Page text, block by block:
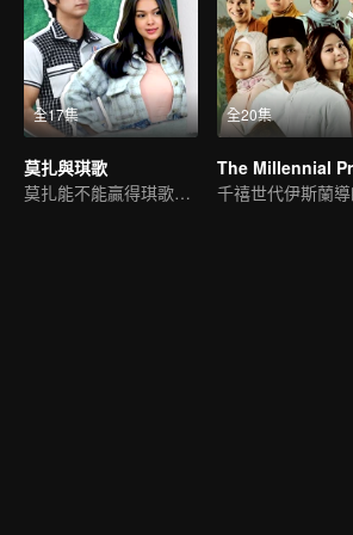
全17集
莫扎與琪歌
莫扎能不能贏得琪歌的喜愛嗎？
全20集